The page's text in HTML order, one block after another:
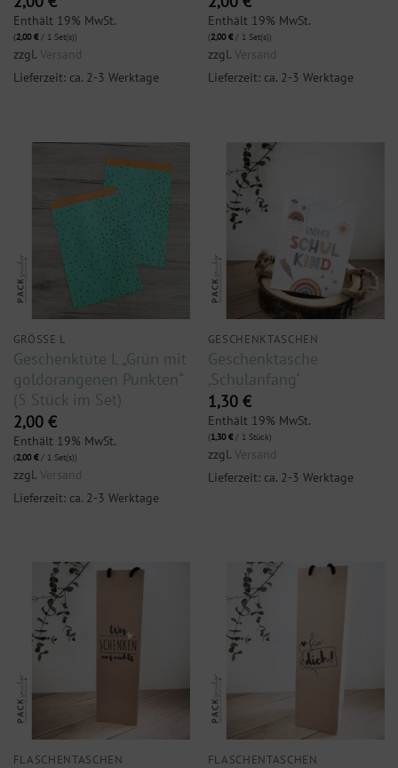
Enthält 19% MwSt.
(2,00€/ 1 Set(s))
zzgl. Versand
Lieferzeit: ca. 2-3 Werktage
Enthält 19% MwSt.
(2,00€/ 1 Set(s))
zzgl. Versand
Lieferzeit: ca. 2-3 Werktage
GRÖSSE L
Geschenktüte L „Grün mit
goldorangenen Punkten“
(5 Stück im Set)
2,00 €
Enthält 19% MwSt.
(2,00€/ 1 Set(s))
zzgl. Versand
Lieferzeit: ca. 2-3 Werktage
GESCHENKTASCHEN
Geschenktasche
‚Schulanfang‘
1,30 €
Enthält 19% MwSt.
(1,30€/ 1 Stück)
zzgl. Versand
Lieferzeit: ca. 2-3 Werktage
FLASCHENTASCHEN FLASCHENTASCHEN